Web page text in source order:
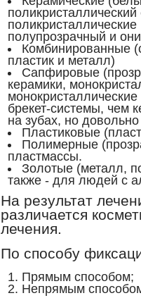
полупрозрачный и
Комбинированные
пластик и металл)
Сапфировые
керамики,
брекет-системы, чем
на зубах, но
Пластиковые
Полимерные
пластмассы.
Золотые (металл,
также - для людей с
На результат
различается
лечения.
По способу
Прямым способом;
Непрямым